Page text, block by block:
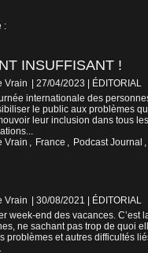
:
INSUFFISANT !
Vrain | 27/04/2023
ÉDITORIAL
internationale des
le public aux problèmes
leur inclusion dans tous
Vrain , France , Podcast Journal ,
Vrain | 30/08/2021
ÉDITORIAL
week-end des vacances. C’est
ne sachant pas trop de quoi
problèmes et autres difficultés